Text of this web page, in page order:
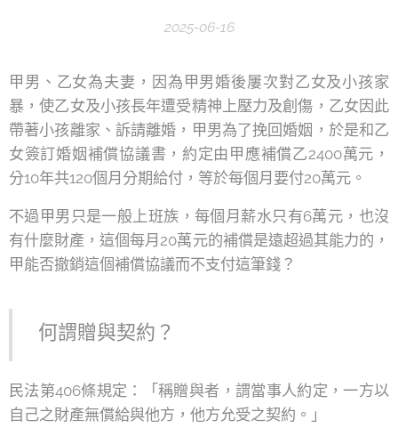
2025-06-16
甲男、乙女為夫妻，因為甲男婚後屢次對乙女及小孩家
暴，使乙女及小孩長年遭受精神上壓力及創傷，乙女因此
帶著小孩離家、訴請離婚，甲男為了挽回婚姻，於是和乙
女簽訂婚姻補償協議書，約定由甲應補償乙2400萬元，
分10年共120個月分期給付，等於每個月要付20萬元。
不過甲男只是一般上班族，每個月薪水只有6萬元，也沒
有什麼財產，這個每月20萬元的補償是遠超過其能力的，
甲能否撤銷這個補償協議而不支付這筆錢？
何謂贈與契約？
民法第406條規定：「稱贈與者，謂當事人約定，一方以
自己之財產無償給與他方，他方允受之契約。」